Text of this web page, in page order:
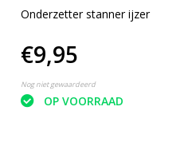
Onderzetter stanner ijzer
€9,95
Nog niet gewaardeerd
OP VOORRAAD